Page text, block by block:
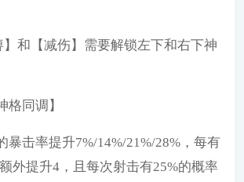
】和【减伤】需要解锁左下和右下神
格同调】
暴击率提升7%/14%/21%/28%，每有
外提升4，且每次射击有25%的概率